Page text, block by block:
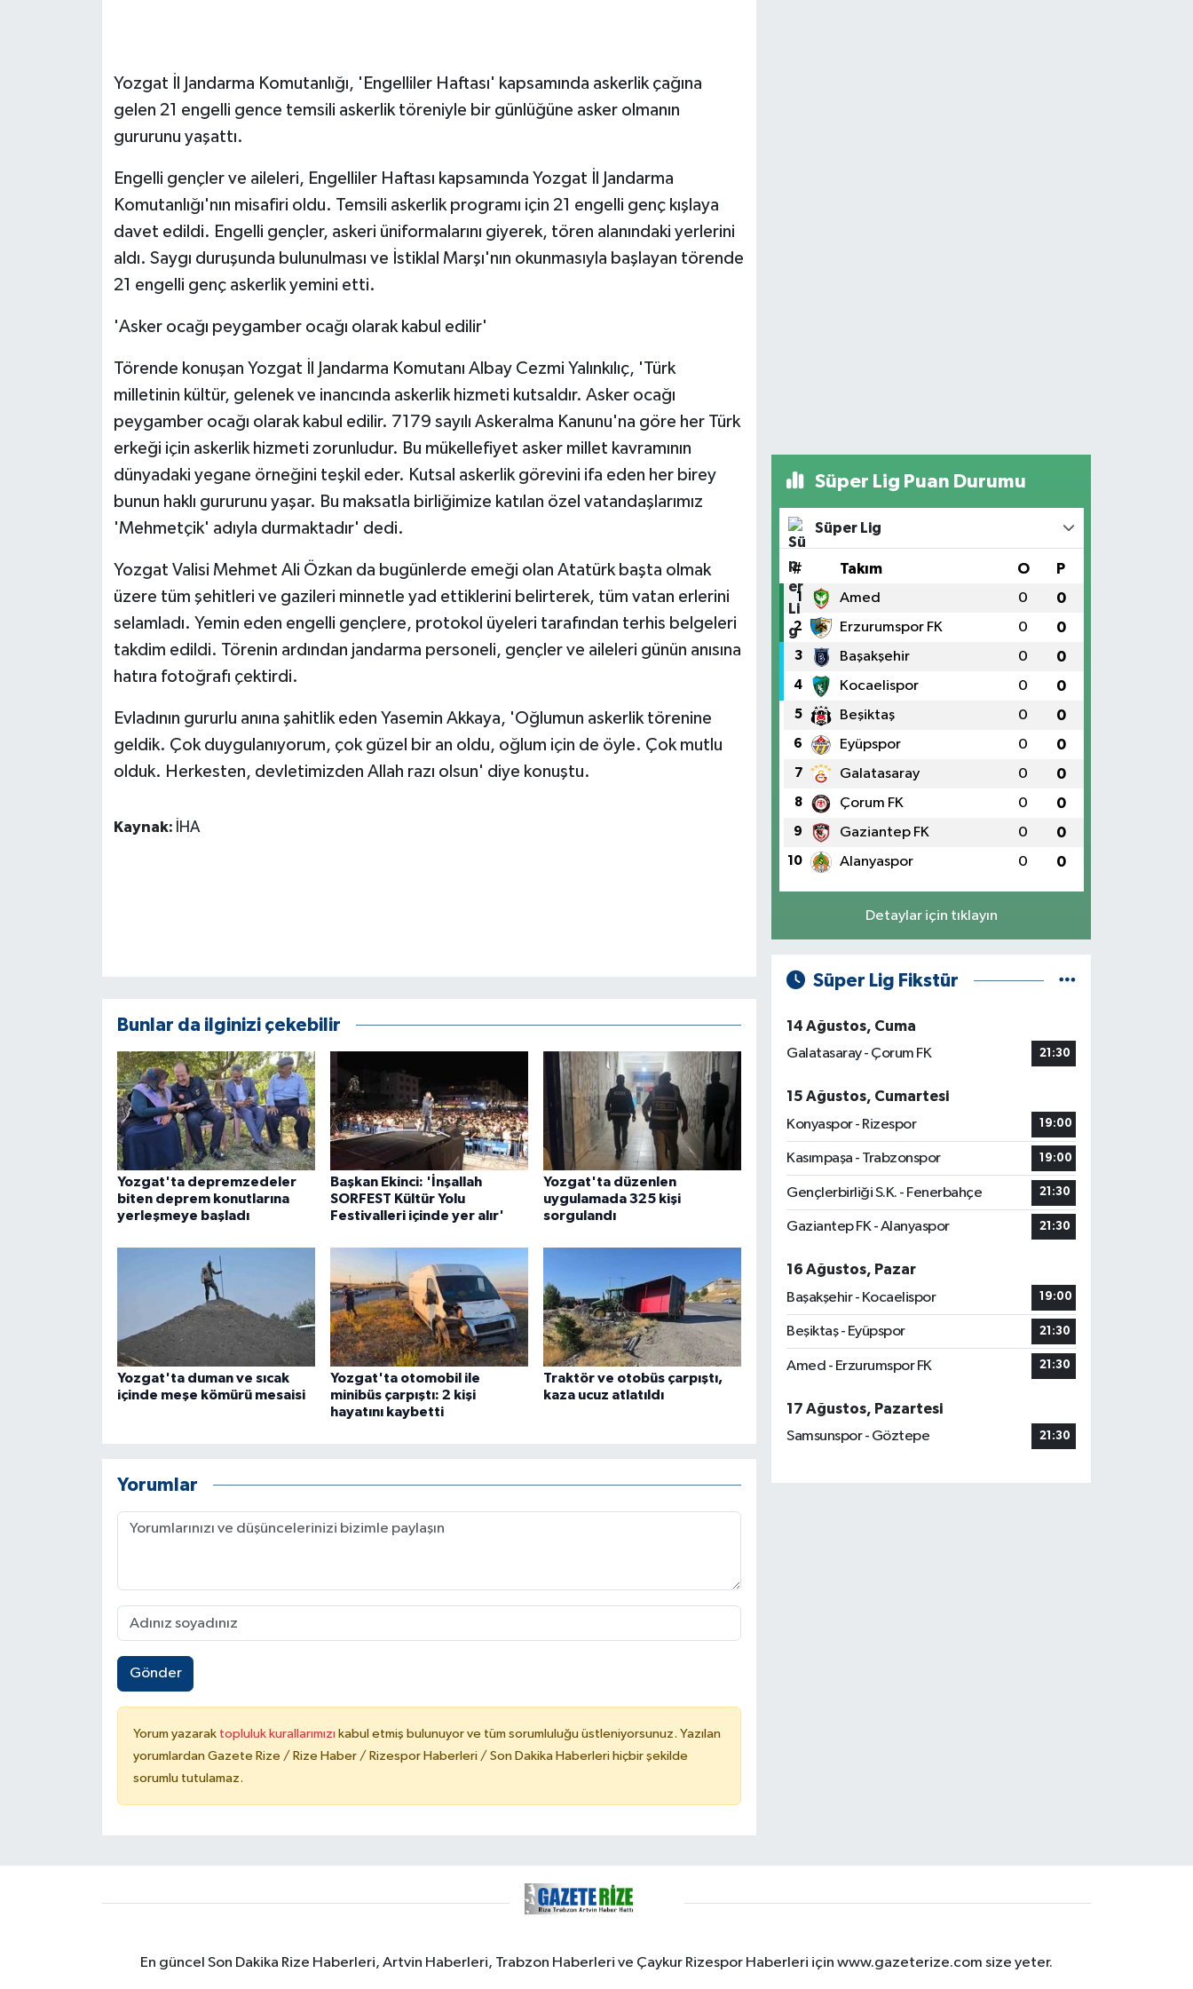
Yozgat İl Jandarma Komutanlığı, 'Engelliler Haftası' kapsamında askerlik çağına
gelen 21 engelli gence temsili askerlik töreniyle bir günlüğüne asker olmanın
gururunu yaşattı.
Engelli gençler ve aileleri, Engelliler Haftası kapsamında Yozgat İl Jandarma
Komutanlığı'nın misafiri oldu. Temsili askerlik programı için 21 engelli genç kışlaya
davet edildi. Engelli gençler, askeri üniformalarını giyerek, tören alanındaki yerlerini
aldı. Saygı duruşunda bulunulması ve İstiklal Marşı'nın okunmasıyla başlayan törende
21 engelli genç askerlik yemini etti.
'Asker ocağı peygamber ocağı olarak kabul edilir'
Törende konuşan Yozgat İl Jandarma Komutanı Albay Cezmi Yalınkılıç, 'Türk
milletinin kültür, gelenek ve inancında askerlik hizmeti kutsaldır. Asker ocağı
peygamber ocağı olarak kabul edilir. 7179 sayılı Askeralma Kanunu'na göre her Türk
erkeği için askerlik hizmeti zorunludur. Bu mükellefiyet asker millet kavramının
dünyadaki yegane örneğini teşkil eder. Kutsal askerlik görevini ifa eden her birey
bunun haklı gururunu yaşar. Bu maksatla birliğimize katılan özel vatandaşlarımız
'Mehmetçik' adıyla durmaktadır' dedi.
Yozgat Valisi Mehmet Ali Özkan da bugünlerde emeği olan Atatürk başta olmak
üzere tüm şehitleri ve gazileri minnetle yad ettiklerini belirterek, tüm vatan erlerini
selamladı. Yemin eden engelli gençlere, protokol üyeleri tarafından terhis belgeleri
takdim edildi. Törenin ardından jandarma personeli, gençler ve aileleri günün anısına
hatıra fotoğrafı çektirdi.
Evladının gururlu anına şahitlik eden Yasemin Akkaya, 'Oğlumun askerlik törenine
geldik. Çok duygulanıyorum, çok güzel bir an oldu, oğlum için de öyle. Çok mutlu
olduk. Herkesten, devletimizden Allah razı olsun' diye konuştu.
Kaynak: İHA
Bunlar da ilginizi çekebilir
Yozgat'ta depremzedeler
biten deprem konutlarına
yerleşmeye başladı
Başkan Ekinci: 'İnşallah
SORFEST Kültür Yolu
Festivalleri içinde yer alır'
Yozgat'ta düzenlen
uygulamada 325 kişi
sorgulandı
Yozgat'ta duman ve sıcak
içinde meşe kömürü mesaisi
Yozgat'ta otomobil ile
minibüs çarpıştı: 2 kişi
hayatını kaybetti
Traktör ve otobüs çarpıştı,
kaza ucuz atlatıldı
Yorumlar
Gönder
Yorum yazarak topluluk kurallarımızı kabul etmiş bulunuyor ve tüm sorumluluğu üstleniyorsunuz. Yazılan
yorumlardan Gazete Rize / Rize Haber / Rizespor Haberleri / Son Dakika Haberleri hiçbir şekilde
sorumlu tutulamaz.
Süper Lig Puan Durumu
Süper Lig
# Takım O P
1 Amed 0 0
2 Erzurumspor FK 0 0
3 Başakşehir 0 0
4 Kocaelispor 0 0
5 Beşiktaş 0 0
6 Eyüpspor 0 0
7 Galatasaray 0 0
8 Çorum FK 0 0
9 Gaziantep FK 0 0
10 Alanyaspor 0 0
Detaylar için tıklayın
Süper Lig Fikstür
14 Ağustos, Cuma
Galatasaray - Çorum FK
21:30
15 Ağustos, Cumartesi
Konyaspor - Rizespor
19:00
Kasımpaşa - Trabzonspor 19:00
Gençlerbirliği S.K. - Fenerbahçe 21:30
Gaziantep FK - Alanyaspor 21:30
16 Ağustos, Pazar
Başakşehir - Kocaelispor
19:00
Beşiktaş - Eyüpspor 21:30
Amed - Erzurumspor FK 21:30
17 Ağustos, Pazartesi
Samsunspor - Göztepe
21:30
En güncel Son Dakika Rize Haberleri, Artvin Haberleri, Trabzon Haberleri ve Çaykur Rizespor Haberleri için www.gazeterize.com size yeter.
GÜNDEM
HABERDE İNSAN
İş Dünyası
KÜLTÜR SANAT
MAGAZİN
Otomobil
SPOR HABERLERİ
TEKNOLOJİ